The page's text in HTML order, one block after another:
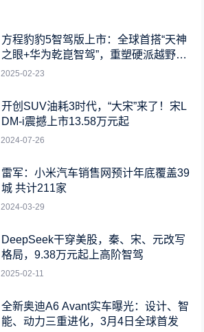
方程豹豹5智驾版上市：全球首搭“天神
之眼+华为乾崑智驾”，重塑硬派越野新
标杆
2025-02-23
开创SUV油耗3时代，“大宋”来了！宋L
DM-i震撼上市13.58万元起
2024-07-26
雷军：小米汽车销售网预计年底覆盖39
城 共计211家
2024-03-29
DeepSeek干穿美股，秦、宋、元改写
格局，9.38万元起上高阶智驾
2025-02-11
全新奥迪A6 Avant实车曝光：设计、智
能、动力三重进化，3月4日全球首发